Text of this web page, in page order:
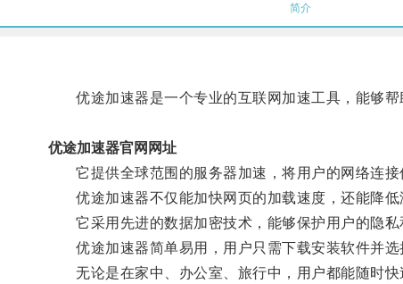
简介
优途加速器是一个专业的互联网加速工具，能够帮
优途加速器官网网址
它提供全球范围的服务器加速，将用户的网络连接
优途加速器不仅能加快网页的加载速度，还能降低
它采用先进的数据加密技术，能够保护用户的隐私
优途加速器简单易用，用户只需下载安装软件并选
无论是在家中、办公室、旅行中，用户都能随时快